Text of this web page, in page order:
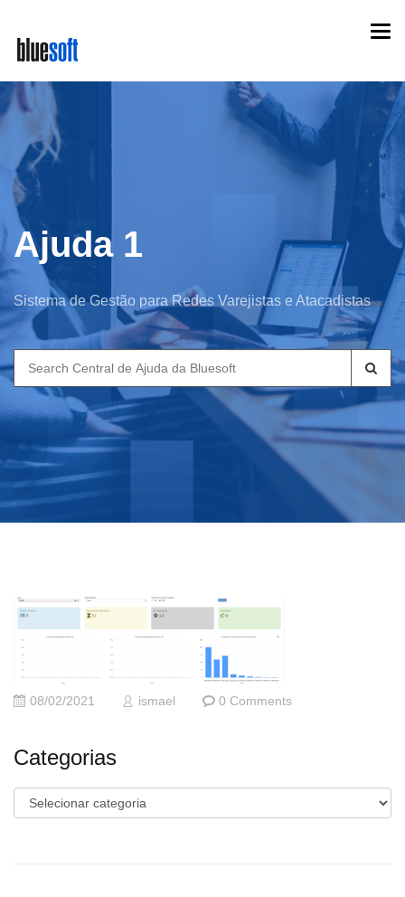
main
content
Ajuda 1
Sistema de Gestão para Redes Varejistas e Atacadistas
Search
for:
08/02/2021 ismael 0 Comments
Categorias
Categorias